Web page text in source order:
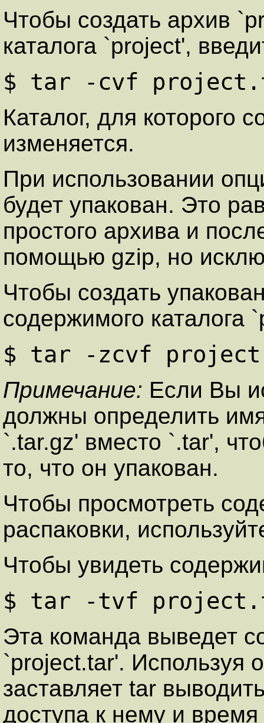
Чтобы создать архив
каталога `project',
$ tar -cvf
Каталог, для которого
изменяется.
При использовании
будет упакован. Это
простого архива и
помощью gzip, но
Чтобы создать
содержимого каталога
$ tar -zcvf
Примечание: Если Вы
должны определить
`.tar.gz' вместо `.tar',
то, что он упакован.
Чтобы просмотреть
распаковки,
Чтобы увидеть
$ tar -tvf
Эта команда выведет
`project.tar'. Используя
заставляет tar
доступа к нему и